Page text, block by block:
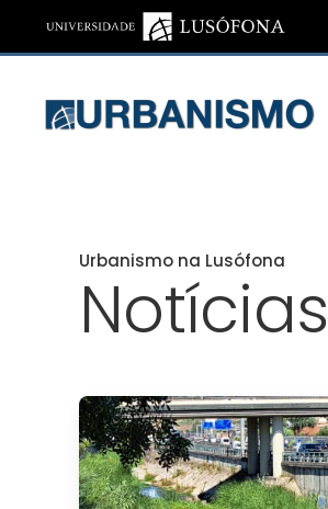
Saltar para o conteúdo principal
Urbanismo na Lusófona
Notícias